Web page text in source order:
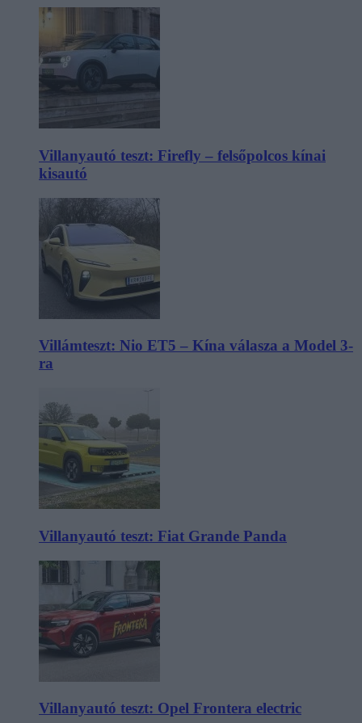
Villanyautó teszt: Firefly – felsőpolcos kínai
kisautó
Villámteszt: Nio ET5 – Kína válasza a Model 3-
ra
Villanyautó teszt: Fiat Grande Panda
Villanyautó teszt: Opel Frontera electric